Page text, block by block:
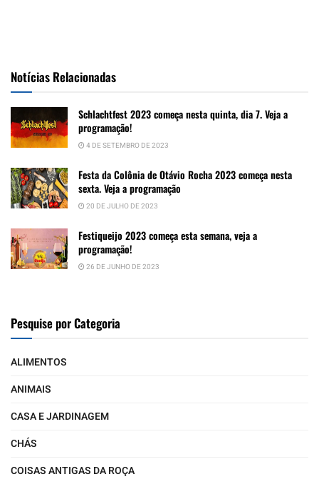
Notícias Relacionadas
Schlachtfest 2023 começa nesta quinta, dia 7. Veja a
programação!
4 DE SETEMBRO DE 2023
Festa da Colônia de Otávio Rocha 2023 começa nesta
sexta. Veja a programação
20 DE JULHO DE 2023
Festiqueijo 2023 começa esta semana, veja a
programação!
26 DE JUNHO DE 2023
Pesquise por Categoria
ALIMENTOS
ANIMAIS
CASA E JARDINAGEM
CHÁS
COISAS ANTIGAS DA ROÇA